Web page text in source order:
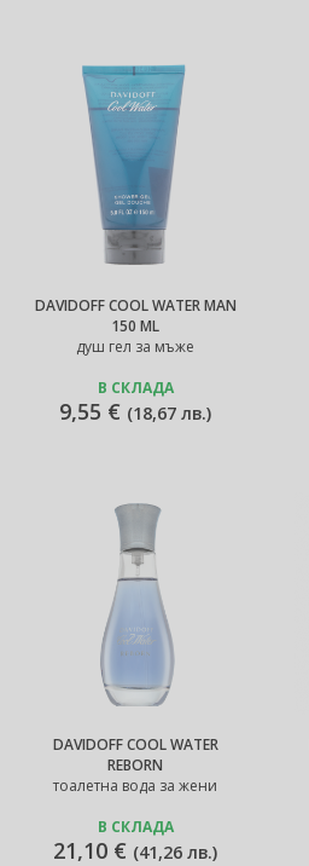
DAVIDOFF COOL WATER MAN
150 ML
душ гел за мъже
В СКЛАДА
9,55 € (18,67 лв.)
DAVIDOFF COOL WATER
REBORN
тоалетна вода за жени
В СКЛАДА
21,10 € (41,26 лв.)